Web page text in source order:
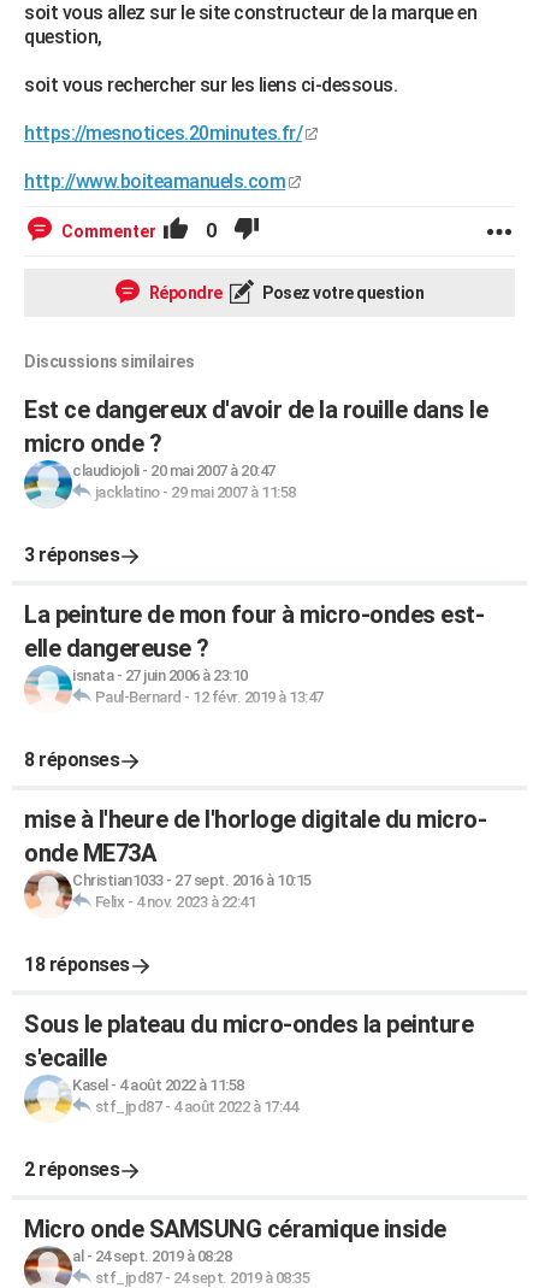
soit vous allez sur le site constructeur de la marque en
question,
soit vous rechercher sur les liens ci-dessous.
https://mesnotices.20minutes.fr/
http://www.boiteamanuels.com
Commenter 0
Répondre Posez votre question
Discussions similaires
Est ce dangereux d'avoir de la rouille dans le
micro onde ?
claudiojoli- 20 mai 2007 à 20:47
jacklatino- 29 mai 2007 à 11:58
3 réponses
La peinture de mon four à micro-ondes est-
elle dangereuse ?
isnata- 27 juin 2006 à 23:10
Paul-Bernard - 12 févr. 2019 à 13:47
8 réponses
mise à l'heure de l'horloge digitale du micro-
onde ME73A
Christian1033- 27 sept. 2016 à 10:15
Felix - 4 nov. 2023 à 22:41
18 réponses
Sous le plateau du micro-ondes la peinture
s'ecaille
Kasel - 4 août 2022 à 11:58
stf_jpd87- 4 août 2022 à 17:44
2 réponses
Micro onde SAMSUNG céramique inside
al - 24 sept. 2019 à 08:28
stf_jpd87- 24 sept. 2019 à 08:35